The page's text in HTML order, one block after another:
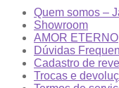
Quem somos –
Showroom
AMOR ETERNO
Dúvidas
Cadastro de
Trocas e